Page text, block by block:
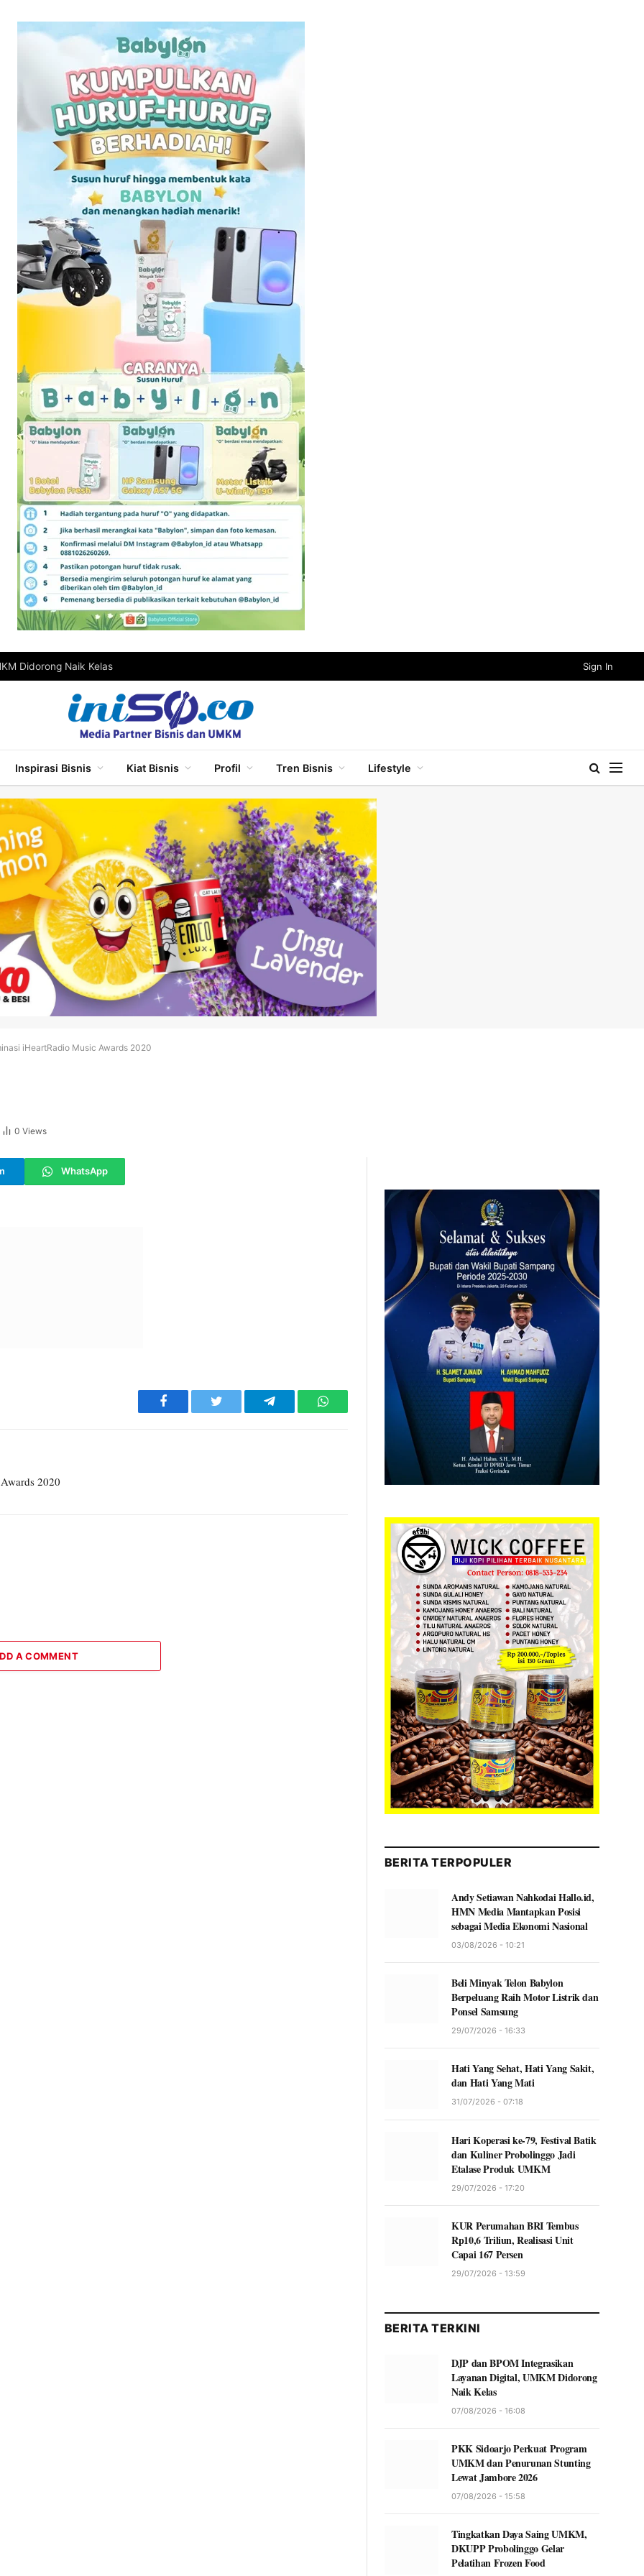
Didorong Naik Kelas Sign In
Inspirasi Bisnis Kiat Bisnis Profil Tren Bisnis Lifestyle
iHeartRadio Music Awards 2020
0 Views
WhatsApp
Facebook Twitter Telegram WhatsApp
2020
A COMMENT
BERITA TERPOPULER
Andy Setiawan Nahkodai Hallo.id,
HMN Media Mantapkan Posisi
sebagai Media Ekonomi Nasional
03/08/2026 - 10:21
Beli Minyak Telon Babylon
Berpeluang Raih Motor Listrik dan
Ponsel Samsung
29/07/2026 - 16:33
Hati Yang Sehat, Hati Yang Sakit,
dan Hati Yang Mati
31/07/2026 - 07:18
Hari Koperasi ke-79, Festival Batik
dan Kuliner Probolinggo Jadi
Etalase Produk UMKM
29/07/2026 - 17:20
KUR Perumahan BRI Tembus
Rp10,6 Triliun, Realisasi Unit
Capai 167 Persen
29/07/2026 - 13:59
BERITA TERKINI
DJP dan BPOM Integrasikan
Layanan Digital, UMKM Didorong
Naik Kelas
07/08/2026 - 16:08
PKK Sidoarjo Perkuat Program
UMKM dan Penurunan Stunting
Lewat Jambore 2026
07/08/2026 - 15:58
Tingkatkan Daya Saing UMKM,
DKUPP Probolinggo Gelar
Pelatihan Frozen Food